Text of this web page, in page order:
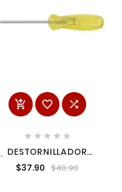
  
    
DESTORNILLADOR
ÁMBAR PUNTA PLANA
1/4" X 1-1/2" URREA
$37.90 $40.90